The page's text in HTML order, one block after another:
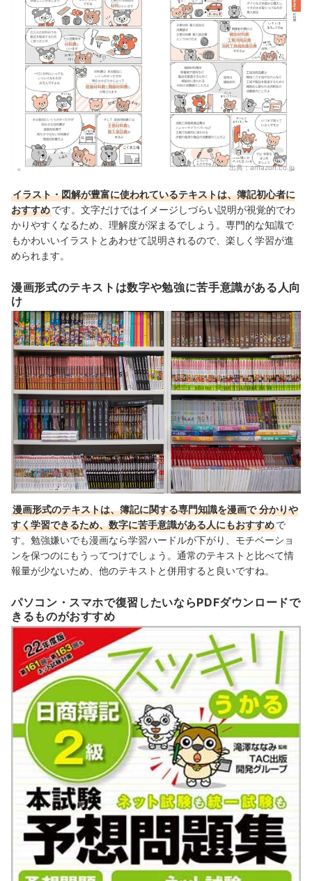
出典：amazon.co.jp
イラスト・図解が豊富に使われているテキストは、簿記初心者に
おすすめです。文字だけではイメージしづらい説明が視覚的でわ
かりやすくなるため、理解度が深まるでしょう。専門的な知識で
もかわいいイラストとあわせて説明されるので、楽しく学習が進
められます。
漫画形式のテキストは数字や勉強に苦手意識がある人向
け
漫画形式のテキストは、簿記に関する専門知識を漫画で 分かりや
すく学習できるため、数字に苦手意識がある人にもおすすめで
す。勉強嫌いでも漫画なら学習ハードルが下がり、モチベーショ
ンを保つのにもうってつけでしょう。通常のテキストと比べて情
報量が少ないため、他のテキストと併用すると良いですね。
パソコン・スマホで復習したいならPDFダウンロードで
きるものがおすすめ